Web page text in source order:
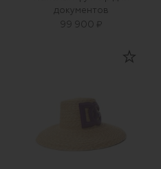
документов
99 900 ₽